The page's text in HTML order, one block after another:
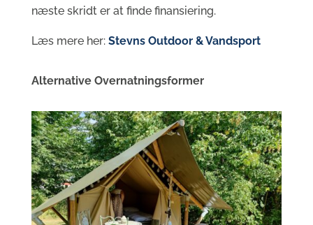
næste skridt er at finde finansiering.
Læs mere her: Stevns Outdoor & Vandsport
Alternative Overnatningsformer